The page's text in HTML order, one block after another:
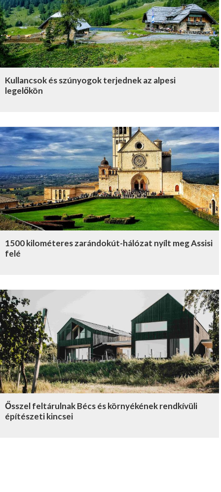
Kullancsok és szúnyogok terjednek az alpesi
legelőkön
1500 kilométeres zarándokút-hálózat nyílt meg Assisi
felé
Ősszel feltárulnak Bécs és környékének rendkívüli
építészeti kincsei